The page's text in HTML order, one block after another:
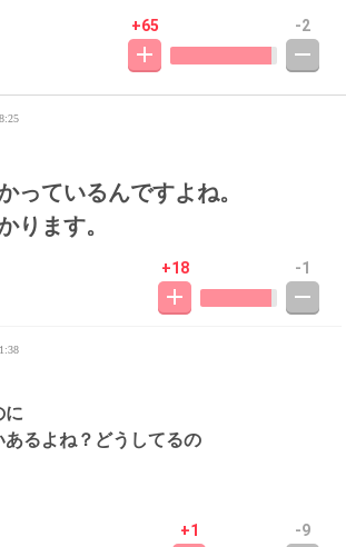
+65 -2
っているんですよね。
ります。
+18 -1
に
るよね？どうしてるの
+1 -9